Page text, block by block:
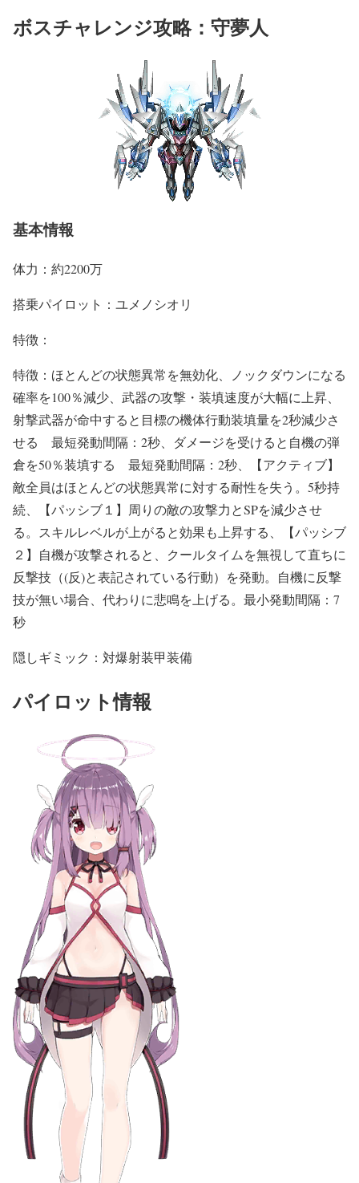
ボスチャレンジ攻略： 守夢人
基本情報
体力：約2200万
搭乗パイロット：ユメノシオリ
特徴：
特徴：ほとんどの状態異常を無効化、ノックダウンになる
確率を100％減少、武器の攻撃・装填速度が大幅に上昇、
射撃武器が命中すると目標の機体行動装填量を2秒減少さ
せる 最短発動間隔：2秒、ダメージを受けると自機の弾
倉を50％装填する 最短発動間隔：2秒、【アクティブ】
敵全員はほとんどの状態異常に対する耐性を失う。5秒持
続、【パッシブ１】周りの敵の攻撃力とSPを減少させ
る。スキルレベルが上がると効果も上昇する、【パッシブ
２】自機が攻撃されると、クールタイムを無視して直ちに
反撃技（(反)と表記されている行動）を発動。自機に反撃
技が無い場合、代わりに悲鳴を上げる。最小発動間隔：7
秒
隠しギミック：対爆射装甲装備
パイロット情報